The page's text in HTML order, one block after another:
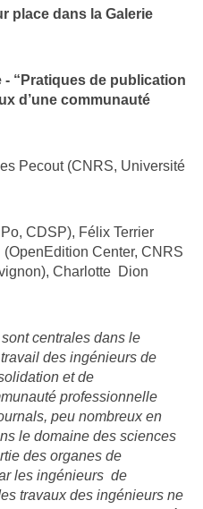
place dans la Galerie
- “Pratiques de publication
d’une communauté
Pecout (CNRS, Université
CDSP), Félix Terrier
Center, CNRS
Charlotte Dion
centrales dans le
des ingénieurs de
et de
professionnelle
peu nombreux en
le domaine des sciences
des organes de
les ingénieurs de
travaux des ingénieurs ne